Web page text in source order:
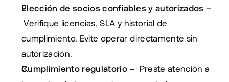
Verifique licencias, SLA y historial de
cumplimiento. Evite operar directamente sin
autorización.
Cumplimiento regulatorio – Preste atención a